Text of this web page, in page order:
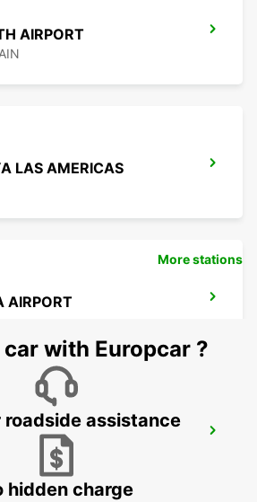
AIRPORT
LAS AMERICAS
AIRPORT
More stations
with Europcar ?
roadside assistance
hidden charge